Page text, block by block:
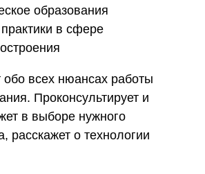
образования
в сфере
обо всех нюансах работы
Проконсультирует и
в выборе нужного
расскажет о технологии